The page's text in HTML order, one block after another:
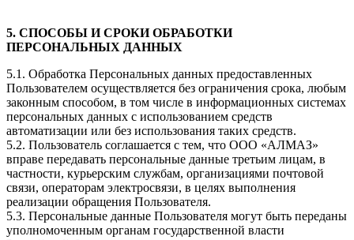
5. СПОСОБЫ И СРОКИ ОБРАБОТКИ
ПЕРСОНАЛЬНЫХ ДАННЫХ
5.1. Обработка Персональных данных предоставленных
Пользователем осуществляется без ограничения срока, любым
законным способом, в том числе в информационных системах
персональных данных с использованием средств
автоматизации или без использования таких средств.
5.2. Пользователь соглашается с тем, что ООО «АЛМАЗ»
вправе передавать персональные данные третьим лицам, в
частности, курьерским службам, организациями почтовой
связи, операторам электросвязи, в целях выполнения
реализации обращения Пользователя.
5.3. Персональные данные Пользователя могут быть переданы
уполномоченным органам государственной власти